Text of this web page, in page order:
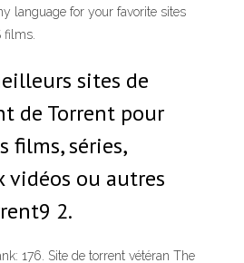
language for your favorite sites
films.
sites de
de Torrent pour
films, séries,
vidéos ou autres
2.
176. Site de torrent vétéran The